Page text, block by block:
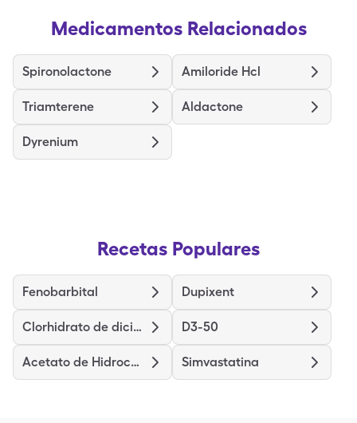
Medicamentos Relacionados
Spironolactone Amiloride Hcl
Triamterene Aldactone
Dyrenium
Recetas Populares
Fenobarbital Dupixent
Clorhidrato de diciclomina D3-50
Acetato de Hidrocortisona Simvastatina